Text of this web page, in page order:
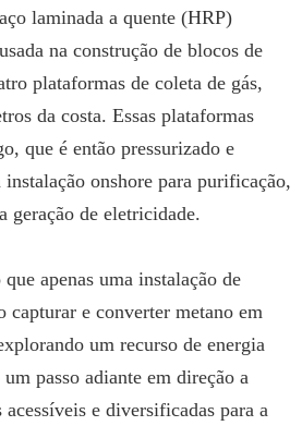
laminada a quente (HRP)
na construção de blocos de
plataformas de coleta de gás,
da costa. Essas plataformas
que é então pressurizado e
onshore para purificação,
geração de eletricidade.
apenas uma instalação de
capturar e converter metano em
um recurso de energia
passo adiante em direção a
e diversificadas para a